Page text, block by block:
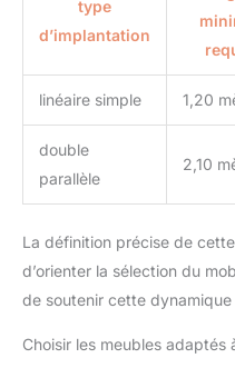
type
d’implantation
linéaire simple 1,20
double
parallèle
2,10
La définition précise de
d’orienter la sélection du
de soutenir cette dynamique
Choisir les meubles adaptés